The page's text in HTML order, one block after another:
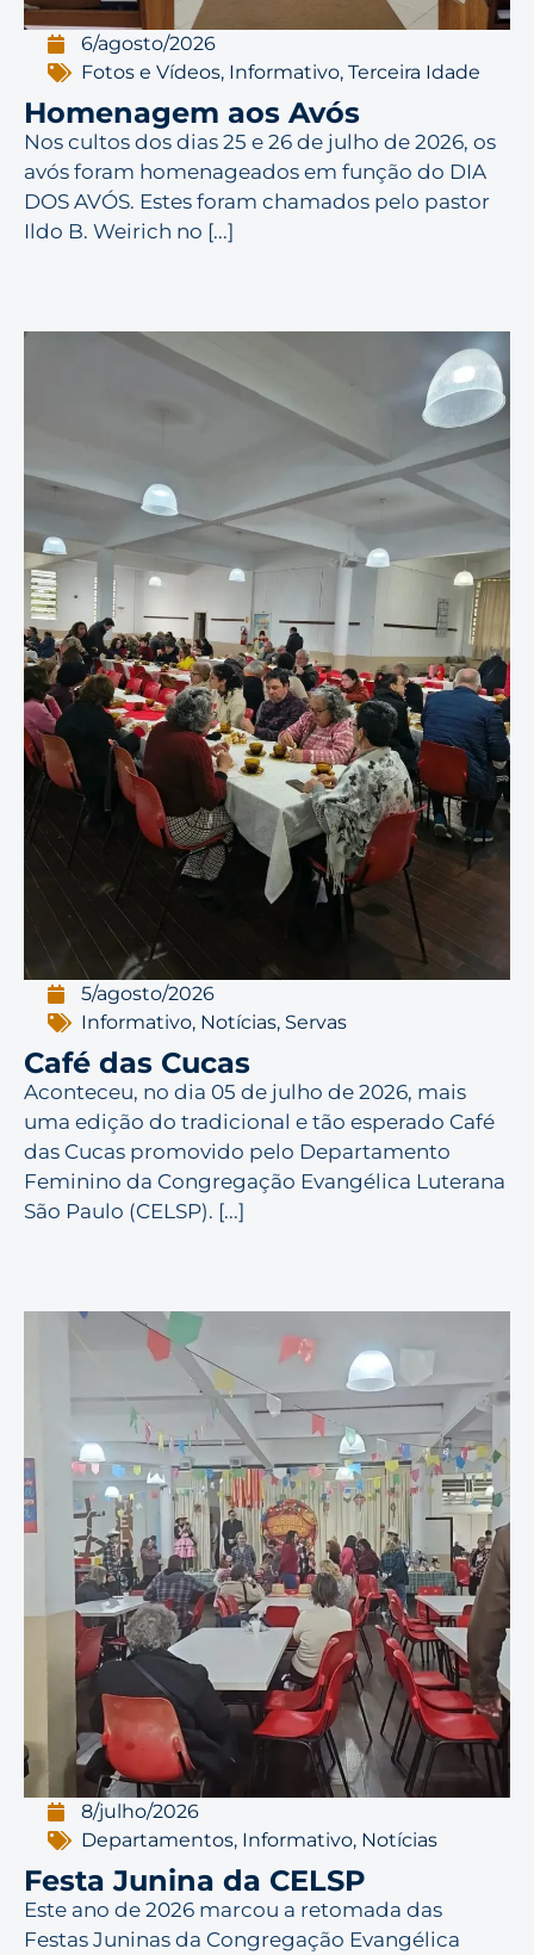
6/agosto/2026
Fotos e Vídeos, Informativo,Terceira Idade
Homenagem aos Avós
Nos cultos dos dias 25 e 26 de julho de 2026, os
avós foram homenageados em função do DIA
DOS AVÓS. Estes foram chamados pelo pastor
Ildo B. Weirich no [...]
5/agosto/2026
Informativo, Notícias, Servas
Café das Cucas
Aconteceu, no dia 05 de julho de 2026, mais
uma edição do tradicional e tão esperado Café
das Cucas promovido pelo Departamento
Feminino da Congregação Evangélica Luterana
São Paulo (CELSP). [...]
8/julho/2026
Departamentos, Informativo, Notícias
Festa Junina da CELSP
Este ano de 2026 marcou a retomada das
Festas Juninas da Congregação Evangélica